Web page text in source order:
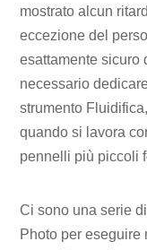
mostrato alcun
eccezione del
esattamente sicuro
necessario
strumento
quando si lavora
pennelli più piccoli
Ci sono una serie
Photo per eseguire